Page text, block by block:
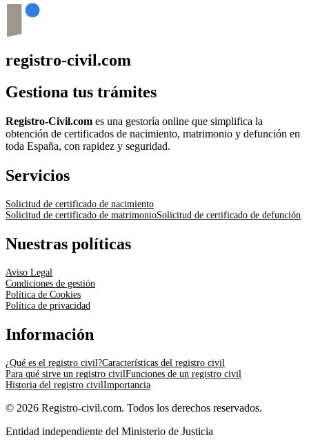
registro-civil.com
Gestiona tus trámites
Registro-Civil.com es una gestoría online que simplifica la
obtención de certificados de nacimiento, matrimonio y defunción en
toda España, con rapidez y seguridad.
Servicios
Solicitud de certificado de nacimiento
Solicitud de certificado de matrimonioSolicitud de certificado de defunción
Nuestras políticas
Aviso Legal
Condiciones de gestión
Política de Cookies
Política de privacidad
Información
¿Qué es el registro civil?Características del registro civil
Para qué sirve un registro civilFunciones de un registro civil
Historia del registro civilImportancia
© 2026 Registro-civil.com. Todos los derechos reservados.
Entidad independiente del Ministerio de Justicia